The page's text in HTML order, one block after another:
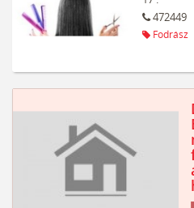
472449
Fodrász